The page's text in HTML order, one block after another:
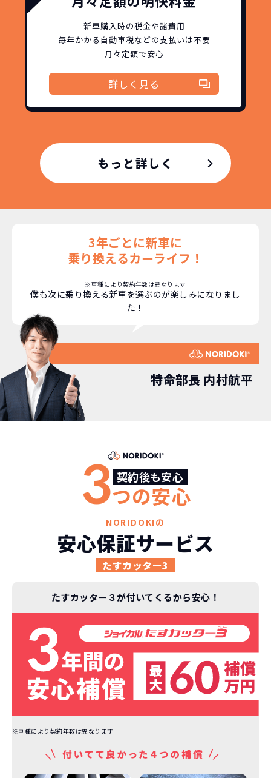
新車購入時の税金や諸費用
毎年かかる自動車税などの支払いは不要
月々定額で安心
詳しく見る
低価格が可能に！
ジョイカルジャパンが今まで培ってきた
ノウハウを集約することでこの「超高残
価設定」を実現しました。
また特定の車両に絞ることによりこの価
格設定が可能となりました。
お車を返却いただく
通常のカーリースの場合、そのまま継続
して乗るか、購入するかなどを選べます。
しかし、NORIDOKIの場合は、車両を必
ず返却していただくことを前提とするこ
とで「超低価格」を実現しています。
故障リスクが 非常に低い
3年以内の契約なので、故障リスクが非常
に少なくなります。例え故障してもメーカ
ー保証があるから安心です。
できます。急な引っ越し、転勤、家族が増
えるなど。その時その時の状況に合わせ
た車を選べるっていいとおもいません
新型の新車に
車はだいたい３年くらいで飽きると言わ
もちろん、その人によりますが、最新型
車に常に乗り続けられるのは気持ちよ
く、人にも自慢できます！
新車購入時の税金や
諸費用などが不要
車を購入する場合、購入時に｢登録時諸費
用｣や「各種税金」は車両本体以外にかか
ります。
継続的にかかる費用が
コミコミ
維持にかかる、毎年の｢自動車税｣はコミ
コミ。3年契約なので通常車検時にかかる
｢自動車重量税｣、｢自賠責保険料｣「整備
料」などが不要となります。
もっと詳しく
3年ごとに新車に
乗り換えるカーライフ！
※車種により契約年数は異なります
僕も次に乗り換える新車を選ぶのが楽しみになりまし
た！
特命部長 内村航平
契約後も安心
3つの安心
NORIDOKIの
安心保証サービス
たすカッター3
たすカッター３が付いてくるから安心！
※車種により契約年数は異なります